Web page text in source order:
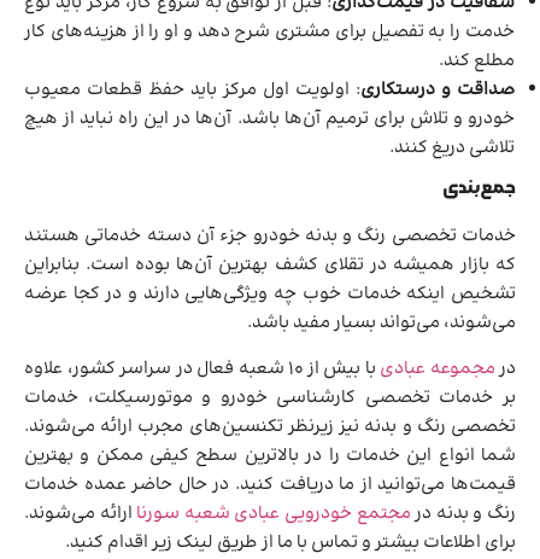
خدمت را به تفصیل برای مشتری شرح دهد و او را از هزینه‌های کار
مطلع کند.
صداقت و درستکاری: اولویت اول مرکز باید حفظ قطعات معیوب
خودرو و تلاش برای ترمیم آن‌ها باشد. آن‌ها در این راه نباید از هیچ
تلاشی دریغ کنند.
جمع‌بندی
خدمات تخصصی رنگ و بدنه خودرو جزء آن دسته خدماتی هستند
که بازار همیشه در تقلای کشف بهترین آن‌ها بوده است. بنابراین
تشخیص اینکه خدمات خوب چه ویژگی‌هایی دارند و در کجا عرضه
می‌شوند، می‌تواند بسیار مفید باشد.
درمجموعه عبادی
با بیش از 10 شعبه فعال در سراسر کشور، علاوه
بر خدمات تخصصی کارشناسی خودرو و موتورسیکلت، خدمات
تخصصی رنگ و بدنه نیز زیرنظر تکنسین‌های مجرب ارائه می‌شوند.
شما انواع این خدمات را در بالاترین سطح کیفی ممکن و بهترین
قیمت‌ها می‌توانید از ما دریافت کنید. در حال حاضر عمده خدمات
رنگ و بدنه درمجتمع خودرویی عبادی شعبه سورنا ارائه می‌شوند.
برای اطلاعات بیشتر و تماس با ما از طریق لینک زیر اقدام کنید.